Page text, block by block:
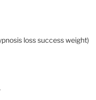
loss success weight)